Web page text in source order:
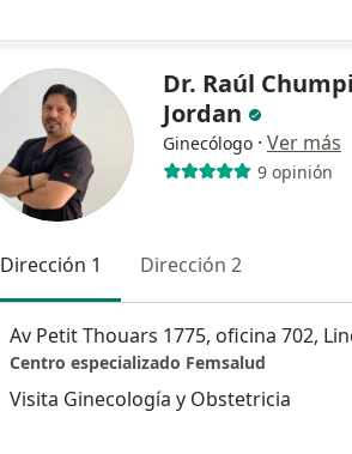
Dr. Raúl
Jordan
Ginecólogo · Ver más
9 opinión
Dirección 1 Dirección 2
Centro especializado Femsalud
Visita Ginecología y Obstetricia